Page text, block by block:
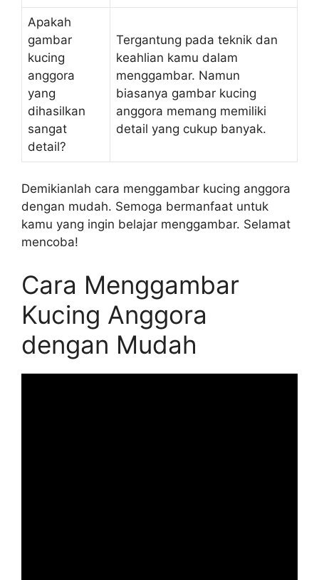
Apakah
gambar
kucing
anggora
yang
dihasilkan
sangat
detail?
Tergantung pada teknik dan
keahlian kamu dalam
menggambar. Namun
biasanya gambar kucing
anggora memang memiliki
detail yang cukup banyak.
Demikianlah cara menggambar kucing anggora
dengan mudah. Semoga bermanfaat untuk
kamu yang ingin belajar menggambar. Selamat
mencoba!
Cara Menggambar
Kucing Anggora
dengan Mudah